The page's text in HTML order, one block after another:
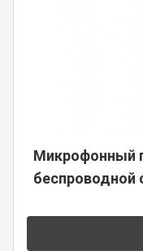
Микрофонный
беспроводной